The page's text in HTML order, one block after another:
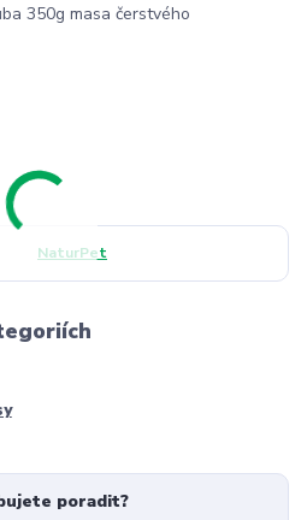
350g masa čerstvého
NaturPet
poradit?